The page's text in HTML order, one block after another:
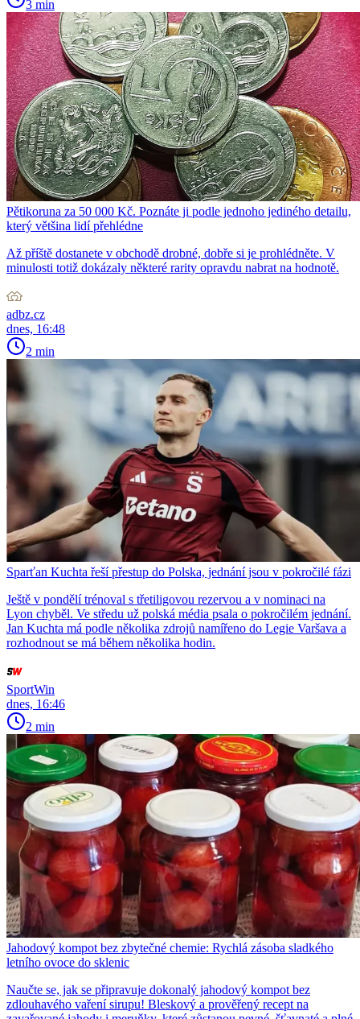
3 min
Pětikoruna za 50 000 Kč. Poznáte ji podle jednoho jediného detailu,
který většina lidí přehlédne
Až příště dostanete v obchodě drobné, dobře si je prohlédněte. V
minulosti totiž dokázaly některé rarity opravdu nabrat na hodnotě.
adbz.cz
dnes, 16:48
2 min
Sparťan Kuchta řeší přestup do Polska, jednání jsou v pokročilé fázi
Ještě v pondělí trénoval s třetiligovou rezervou a v nominaci na
Lyon chyběl. Ve středu už polská média psala o pokročilém jednání.
Jan Kuchta má podle několika zdrojů namířeno do Legie Varšava a
rozhodnout se má během několika hodin.
SportWin
dnes, 16:46
2 min
Jahodový kompot bez zbytečné chemie: Rychlá zásoba sladkého
letního ovoce do sklenic
Naučte se, jak se připravuje dokonalý jahodový kompot bez
zdlouhavého vaření sirupu! Bleskový a prověřený recept na